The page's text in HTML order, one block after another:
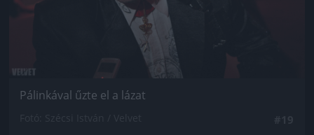
Pálinkával űzte el a lázat